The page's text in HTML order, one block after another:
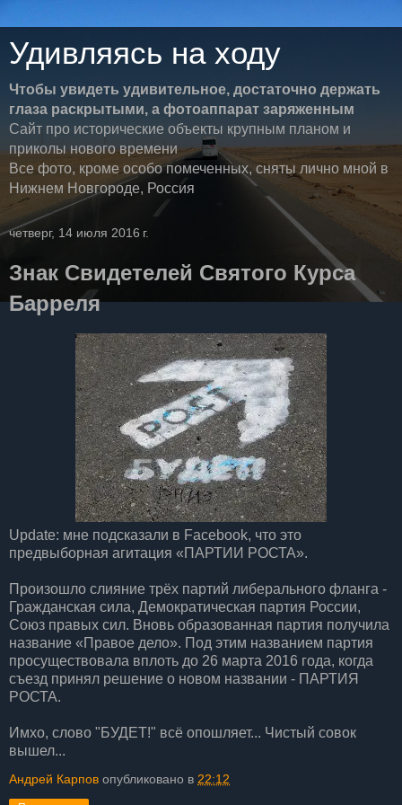
Удивляясь на ходу
Чтобы увидеть удивительное, достаточно держать
глаза раскрытыми, а фотоаппарат заряженным
Сайт про исторические объекты крупным планом и
приколы нового времени
Все фото, кроме особо помеченных, сняты лично мной в
Нижнем Новгороде, Россия
четверг, 14 июля 2016 г.
Знак Свидетелей Святого Курса
Барреля
Update: мне подсказали в Facebook, что это
предвыборная агитация «ПАРТИИ РОСТА».
Произошло слияние трёх партий либерального фланга -
Гражданская сила, Демократическая партия России,
Союз правых сил. Вновь образованная партия получила
название «Правое дело». Под этим названием партия
просуществовала вплоть до 26 марта 2016 года, когда
съезд принял решение о новом названии - ПАРТИЯ
РОСТА.
Имхо, слово "БУДЕТ!" всё опошляет... Чистый совок
вышел...
Андрей Карпов опубликовано в 22:12